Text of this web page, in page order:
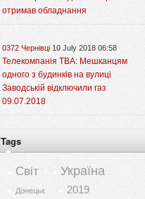
отримав обладнання
0372 Чернівці 10 July 2018 06:58
Телекомпанія ТВА: Мешканцям
одного з будинків на вулиці
Заводській відключили газ
09.07.2018
Tags
Світ Україна
Донецьк 2019